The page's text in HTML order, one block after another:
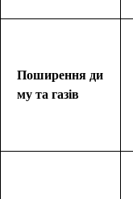
Поширення ди
му та газів